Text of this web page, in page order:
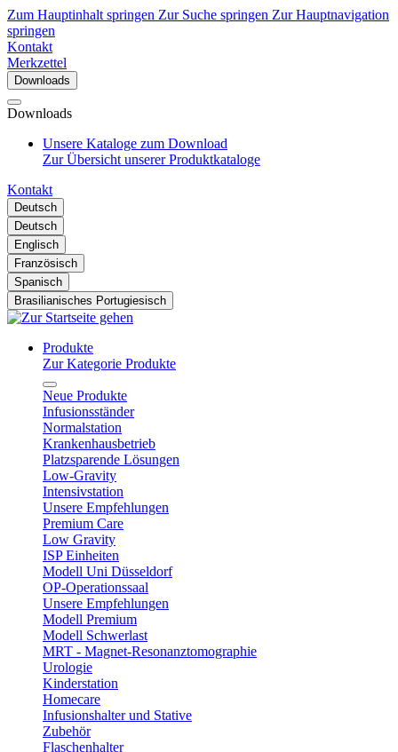
Zum Hauptinhalt springen Zur Suche springen Zur Hauptnavigation
springen
Kontakt
Merkzettel
Downloads
Downloads
Unsere Kataloge zum Download
Zur Übersicht unserer Produktkataloge
Kontakt
Deutsch
Deutsch
Englisch
Französisch
Spanisch
Brasilianisches Portugiesisch
Produkte
Zur Kategorie Produkte
Neue Produkte
Infusionsständer
Normalstation
Krankenhausbetrieb
Platzsparende Lösungen
Low-Gravity
Intensivstation
Unsere Empfehlungen
Premium Care
Low Gravity
ISP Einheiten
Modell Uni Düsseldorf
OP-Operationssaal
Unsere Empfehlungen
Modell Premium
Modell Schwerlast
MRT - Magnet-Resonanztomographie
Urologie
Kinderstation
Homecare
Infusionshalter und Stative
Zubehör
Flaschenhalter